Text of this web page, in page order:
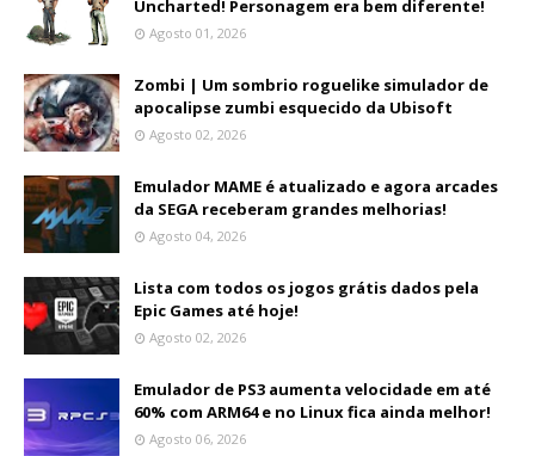
Uncharted! Personagem era bem diferente!
Agosto 01, 2026
Zombi | Um sombrio roguelike simulador de
apocalipse zumbi esquecido da Ubisoft
Agosto 02, 2026
Emulador MAME é atualizado e agora arcades
da SEGA receberam grandes melhorias!
Agosto 04, 2026
Lista com todos os jogos grátis dados pela
Epic Games até hoje!
Agosto 02, 2026
Emulador de PS3 aumenta velocidade em até
60% com ARM64 e no Linux fica ainda melhor!
Agosto 06, 2026